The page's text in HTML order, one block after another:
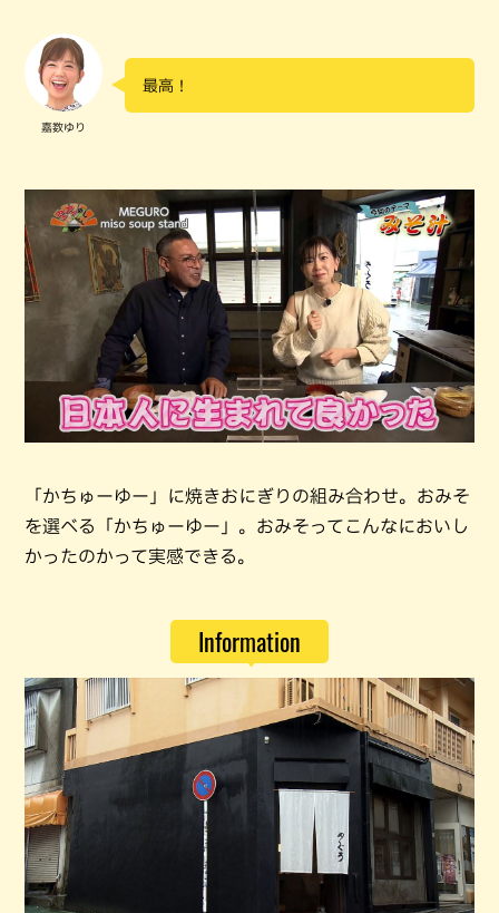
嘉数ゆり
最高！
「かちゅーゆー」に焼きおにぎりの組み合わせ。おみそ
を選べる「かちゅーゆー」。おみそってこんなにおいし
かったのかって実感できる。
Information